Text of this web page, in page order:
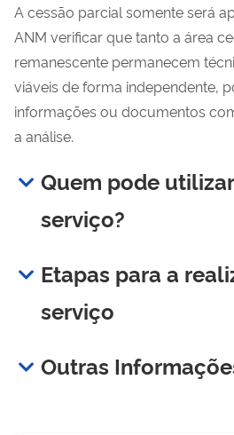
A cessão parcial somente será
ANM verificar que tanto a área
remanescente permanecem
viáveis de forma independente,
informações ou documentos
a análise.
Quem pode
serviço?
Etapas para a
serviço
Outras